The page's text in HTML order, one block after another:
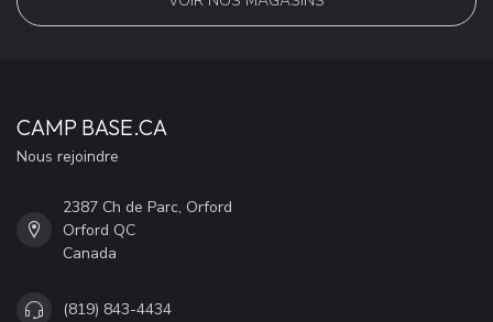
CAMP BASE.CA
Nous rejoindre
2387 Ch de Parc, Orford
Orford QC
Canada
(819) 843-4434